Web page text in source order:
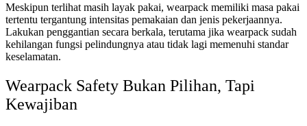
Meskipun terlihat masih layak pakai, wearpack memiliki masa pakai
tertentu tergantung intensitas pemakaian dan jenis pekerjaannya.
Lakukan penggantian secara berkala, terutama jika wearpack sudah
kehilangan fungsi pelindungnya atau tidak lagi memenuhi standar
keselamatan.
Wearpack Safety Bukan Pilihan, Tapi
Kewajiban